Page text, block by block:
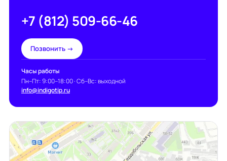
+7 (812) 509-66-46
Позвонить →
Часы работы
Пн–Пт: 9:00–18:00 · Сб–Вс: выходной
info@indigotip.ru